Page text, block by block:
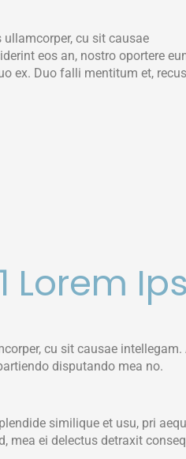
cu sit causae
eos an, nostro oportere
ex. Duo falli mentitum et,
Lorem
cu sit causae
disputando mea no.
similique et usu, pri
mea ei delectus detraxit